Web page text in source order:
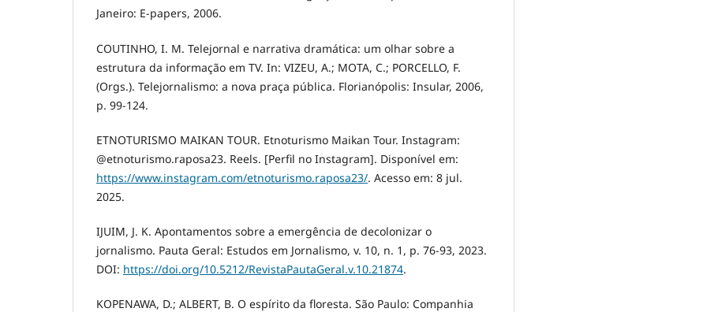
Janeiro: E-papers, 2006.
COUTINHO, I. M. Telejornal e narrativa dramática: um olhar sobre a
estrutura da informação em TV. In: VIZEU, A.; MOTA, C.; PORCELLO, F.
(Orgs.). Telejornalismo: a nova praça pública. Florianópolis: Insular, 2006,
p. 99-124.
ETNOTURISMO MAIKAN TOUR. Etnoturismo Maikan Tour. Instagram:
@etnoturismo.raposa23. Reels. [Perfil no Instagram]. Disponível em:
https://www.instagram.com/etnoturismo.raposa23/. Acesso em: 8 jul.
2025.
IJUIM, J. K. Apontamentos sobre a emergência de decolonizar o
jornalismo. Pauta Geral: Estudos em Jornalismo, v. 10, n. 1, p. 76-93, 2023.
DOI: https://doi.org/10.5212/RevistaPautaGeral.v.10.21874.
KOPENAWA, D.; ALBERT, B. O espírito da floresta. São Paulo: Companhia